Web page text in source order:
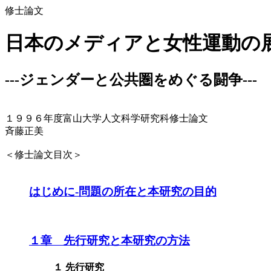
修士論文
日本のメディアと女性運動の
---ジェンダーと公共圏をめぐる闘争---
１９９６年度富山大学人文科学研究科修士論文
斉藤正美
＜修士論文目次＞
はじめに-問題の所在と本研究の目的
１章 先行研究と本研究の方法
１ 先行研究